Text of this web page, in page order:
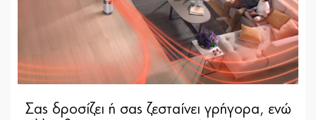
Σας δροσίζει ή σας ζεσταίνει γρήγορα, ενώ